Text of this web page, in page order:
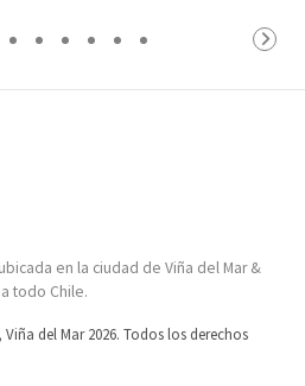
en la ciudad de Viña del Mar &
todo Chile.
del Mar 2026. Todos los derechos